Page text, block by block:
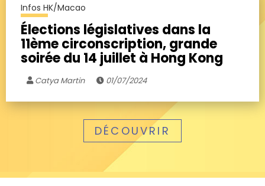
Infos HK/Macao
Élections législatives dans la
11ème circonscription, grande
soirée du 14 juillet à Hong Kong
Catya Martin 01/07/2024
DÉCOUVRIR